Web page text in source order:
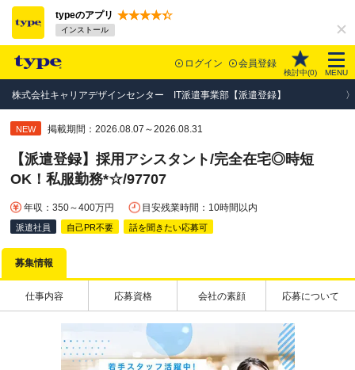
typeのアプリ
インストール
ログイン 会員登録
検討中(0) MENU
株式会社キャリアデザインセンター IT派遣事業部【派遣登録】
NEW 掲載期間：2026.08.07～2026.08.31
【派遣登録】採用アシスタント/完全在宅◎時短
OK！私服勤務*☆/97707
年収：350～400万円 目安残業時間：10時間以内
派遣社員 自己PR不要 話を聞きたい応募可
募集情報
仕事内容 応募資格 会社の素顔 応募について